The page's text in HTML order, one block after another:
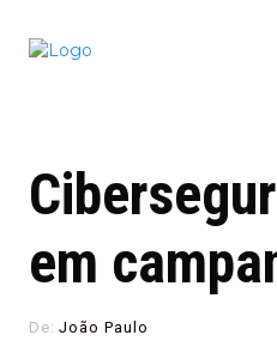
em
De: João Paulo